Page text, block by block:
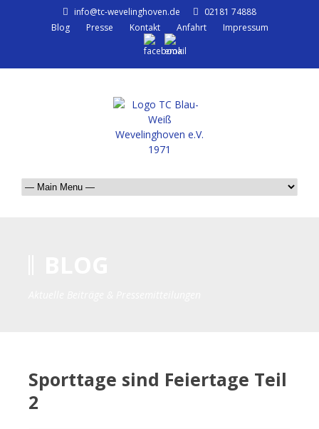
info@tc-wevelinghoven.de
02181 74888
Blog
Presse Kontakt Anfahrt Impressum
Sporttage sind Feiertage Teil
2